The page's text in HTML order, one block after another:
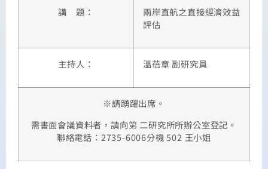
講 題：
兩岸直航之直接經濟效益
評估
主持人： 溫蓓章 副研究員
※請踴躍出席。
需書面會議資料者，請向第 二研究所所辦公室登記。
聯絡電話：2735-6006分機 502 王小姐